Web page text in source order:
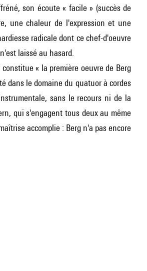
son écoute « facile » (succès de
une chaleur de l'expression et une
radicale dont ce chef-d'oeuvre
laissé au hasard.
« la première oeuvre de Berg
dans le domaine du quatuor à cordes
sans le recours ni de la
qui s'engagent tous deux au même
accomplie : Berg n'a pas encore